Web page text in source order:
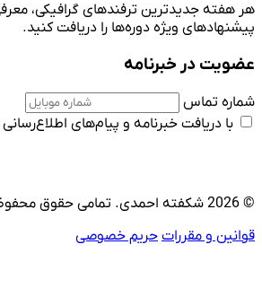
هر هفته جدیدترین ترفندهای گرافیکی،
پیشنهادهای ویژه دوره‌ها را دریافت کنید.
عضویت در خبرنامه
شماره تماس
با دریافت خبرنامه و پیام‌های اطلاع‌رسانی
© 2026 شکفته احمدی. تمامی حقوق محفوظ است.
قوانین و مقررات حریم خصوصی